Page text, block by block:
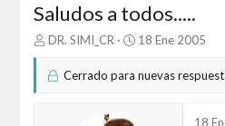
Saludos a todos.....
I
i
DR. SIMI_CR
F
c
18 Ene 2005
Cerrado para nuevas
18